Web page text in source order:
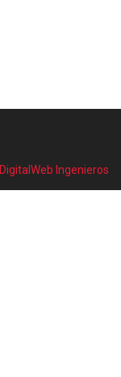
DigitalWeb Ingenieros